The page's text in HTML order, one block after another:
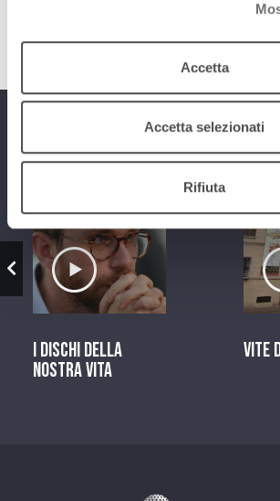
Accetta
Accetta selezionati
Rifiuta
Programmi
Ascolta il servizio
I dischi della
nostra vita
Vite